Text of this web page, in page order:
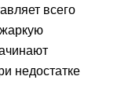
всего
недостатке